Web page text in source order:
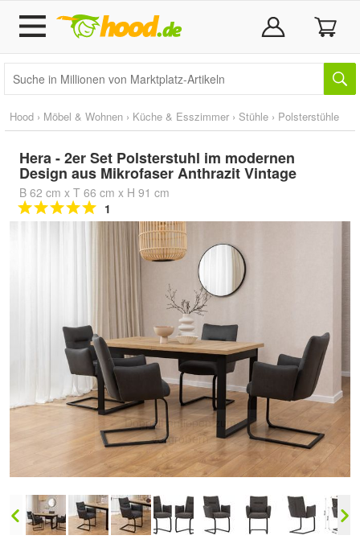
Hood › Möbel & Wohnen › Küche & Esszimmer › Stühle › Polsterstühle
Hera - 2er Set Polsterstuhl im modernen
Design aus Mikrofaser Anthrazit Vintage
B 62 cm x T 66 cm x H 91 cm
1
Doppelt antippen zum
vergrößern